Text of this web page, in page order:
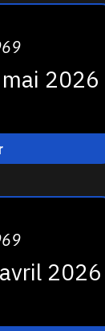
2026
2026